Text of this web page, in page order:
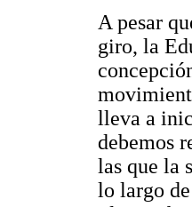
A pesar
giro, la
lleva a
debemos
las que la
lo largo